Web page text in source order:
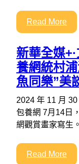
Read More
新華全媒
養網統村
魚同樂”美
2024 年 11 月 30
包養網 7月14日
網觀賞畫家寫生
Read More